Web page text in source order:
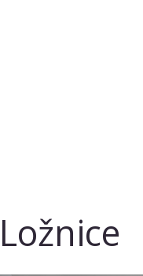
Ložnice